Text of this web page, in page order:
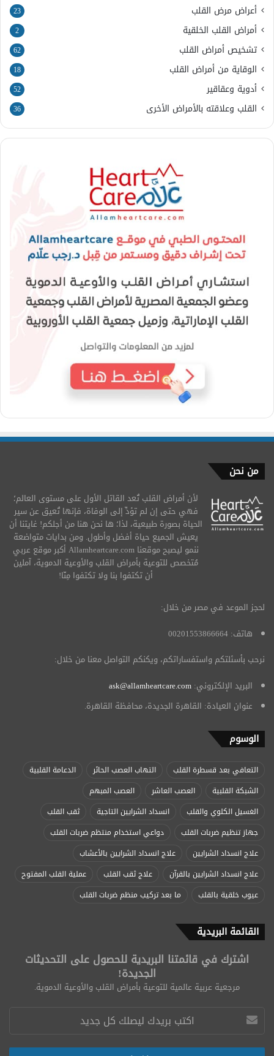
أعراض مرض القلب 23
أمراض القلب الخلقية 2
تشخيص أمراض القلب 62
الوقاية من أمراض القلب 18
أدوية وعقاقير 52
القلب وعلاقته بالأمراض الأخرى 36
من نحن
لأن أمراض القلب تُعد القاتل الأول على مستوى العالم؛
فهي حتى إن لم تؤدِّ إلى الوفاة، فإنها تُعيق عن سير
الحياة بصورة طبيعية، لذا؛ ها نحن هنا من أجلكم! غايتنا أن
يعيش الجميع حياة أفضل وأطول. ومن بدايات متواضعة
ننمو ليصبح موقعنا Allamheartcare.com أكبر موقع عربي
مُتخصص للتوعية بأمراض القلب والأوعية الدموية، آملين
أن تكتفوا بنا ولا تكتفوا مِنّا!
لحجز الموعد في مصر من خلال:
هاتف: 00201553866664
نرحب بأسئلتكم واستفساراتكم، ويكنكم التواصل معنا من خلال:
البريد الإلكتروني: ask@allamheartcare.com
عنوان العيادة: القاهرة الجديدة، محافظة القاهرة.
الوسوم
التعافي بعد قسطرة القلب التهاب العصب الحائر
الدعامة القلبية
الشبكة القلبية
العصب العاشر
العصب المبهم
الغسيل الكلوي والقلب
انسداد الشرايين التاجية
ثقب القلب
جهاز تنظيم ضربات القلب
دواعي استخدام منتظم ضربات القلب
علاج انسداد الشرايين
علاج انسداد الشرايين بالأعشاب
علاج انسداد الشرايين بالقرآن
علاج ثقب القلب
عملية القلب المفتوح
عيوب خلقية بالقلب
ما بعد تركيب منظم ضربات القلب
القائمة البريدية
اشترك في قائمتنا البريدية للحصول على التحديثات
الجديدة!
مرجعية عربية عالمية للتوعية بأمراض القلب والأوعية الدموية.